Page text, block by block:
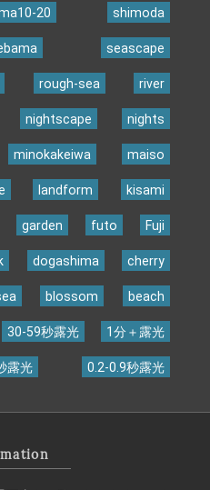
20 shimoda
seascape
rough-sea river
nightscape nights
minokakeiwa maiso
landform kisami
garden futo Fuji
dogashima cherry
blossom beach
30-59秒露光 1分＋露光
露光 0.2-0.9秒露光